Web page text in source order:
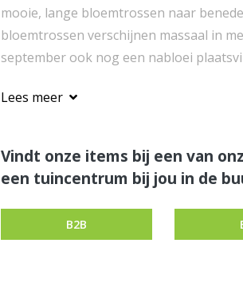
mooie, lange bloemtrossen naar
bloemtrossen verschijnen massaal in
september ook nog een nabloei
Lees meer
Vindt onze items bij een van
een tuincentrum bij jou in de
B2B